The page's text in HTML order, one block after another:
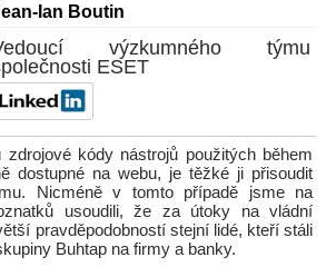
Ian Boutin
výzkumného týmu
ESET
kódy nástrojů použitých během
dostupné na webu, je těžké ji přisoudit
Nicméně v tomto případě jsme na
usoudili, že za útoky na vládní
pravděpodobností stejní lidé, kteří stáli
Buhtap na firmy a banky.